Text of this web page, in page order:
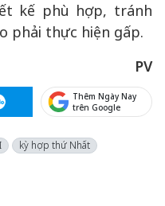
kế phù hợp, tránh
phải thực hiện gấp.
PV
Thêm Ngày Nay
trên Google
kỳ hợp thứ Nhất